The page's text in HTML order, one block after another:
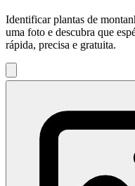
Identificar plantas de
uma foto e descubra que
rápida, precisa e gratuita.